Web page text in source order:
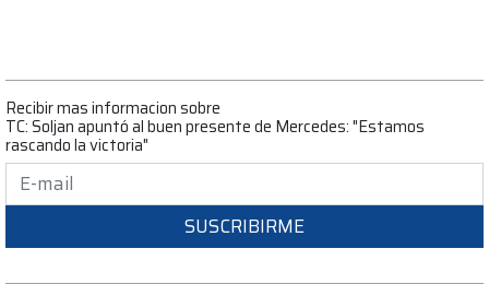
Recibir mas informacion sobre
TC: Soljan apuntó al buen presente de Mercedes: "Estamos
rascando la victoria"
SUSCRIBIRME